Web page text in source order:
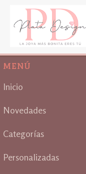
MENÚ
Inicio
Novedades
Categorías
Personalizadas